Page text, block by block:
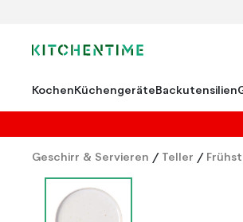
KochenKüchengeräteBackutensilien
Geschirr & Servieren / Teller /